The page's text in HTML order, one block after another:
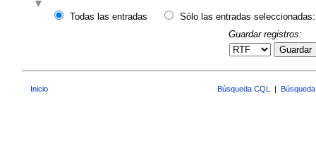
Todas las entradas
Sólo las entradas seleccionadas:
Guardar registros:
Guardar
Inicio Búsqueda CQL